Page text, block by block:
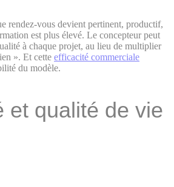
rendez-vous devient pertinent, productif,
est plus élevé. Le concepteur peut
à chaque projet, au lieu de multiplier
». Et cette efficacité commerciale
du modèle.
et qualité de vie